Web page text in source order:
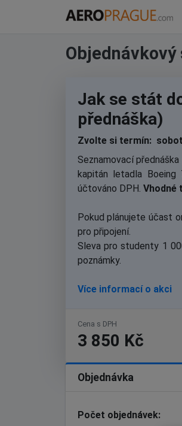
Objednávkový
Jak se stát
přednáška)
Zvolte si termín:
Seznamovací
kapitán letadla Boeing
účtováno DPH. Vhodné
Pokud plánujete účast
pro připojení.
Sleva pro studenty 1
poznámky.
Více informací o akci
Cena s DPH
3 850 Kč
Objednávka
Počet objednávek